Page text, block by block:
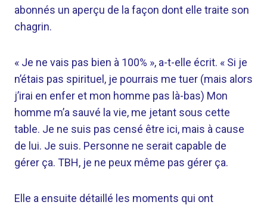
abonnés un aperçu de la façon dont elle traite son
chagrin.
« Je ne vais pas bien à 100% », a-t-elle écrit. « Si je
n’étais pas spirituel, je pourrais me tuer (mais alors
j’irai en enfer et mon homme pas là-bas) Mon
homme m’a sauvé la vie, me jetant sous cette
table. Je ne suis pas censé être ici, mais à cause
de lui. Je suis. Personne ne serait capable de
gérer ça. TBH, je ne peux même pas gérer ça.
Elle a ensuite détaillé les moments qui ont